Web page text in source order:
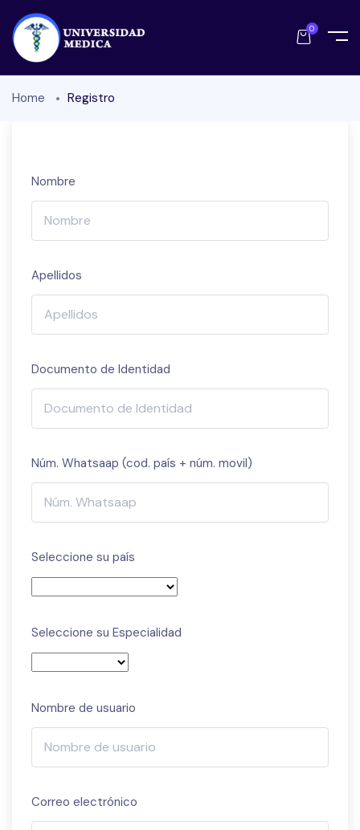
0
Home Registro
Nombre
Apellidos
Documento de Identidad
Núm. Whatsaap (cod. país + núm. movil)
Seleccione su país
Seleccione su Especialidad
Nombre de usuario
Correo electrónico